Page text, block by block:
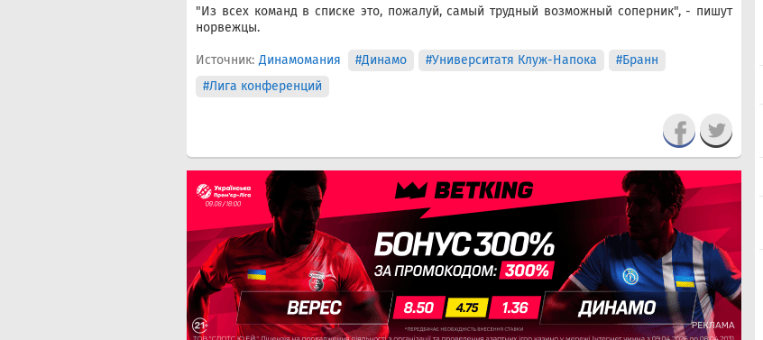
"Из всех команд в списке это, пожалуй, самый трудный возможный соперник", - пишут
норвежцы.
Источник: Динамомания #Динамо #Университатя Клуж-Напока
#Бранн
#Лига конференций